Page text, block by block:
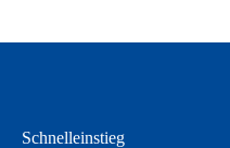
Schnelleinstieg